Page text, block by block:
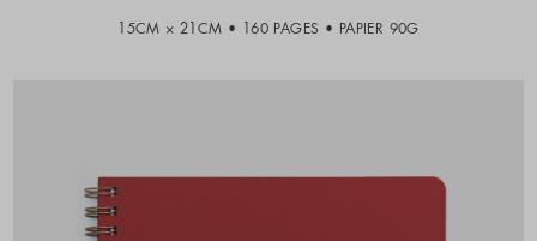
15CM × 21CM 160 PAGES PAPIER 90G